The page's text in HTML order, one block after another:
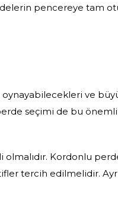
pencereye tam
ve
seçimi de bu
Kordonlu
tercih edilmelidir.